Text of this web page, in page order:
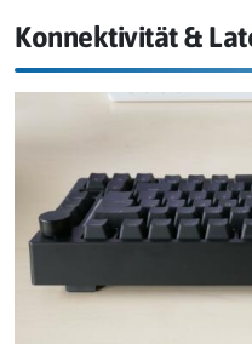
Konnektivität &